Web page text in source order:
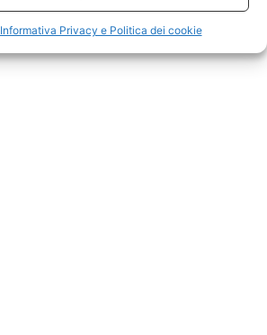
Informativa Privacy e Politica dei cookie